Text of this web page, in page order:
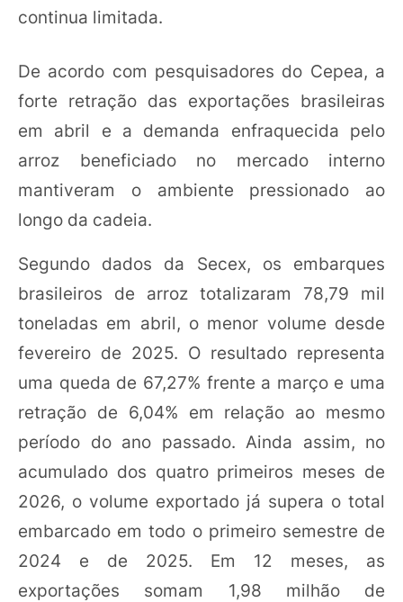
continua limitada.
De acordo com pesquisadores do Cepea, a
forte retração das exportações brasileiras
em abril e a demanda enfraquecida pelo
arroz beneficiado no mercado interno
mantiveram o ambiente pressionado ao
longo da cadeia.
Segundo dados da Secex, os embarques
brasileiros de arroz totalizaram 78,79 mil
toneladas em abril, o menor volume desde
fevereiro de 2025. O resultado representa
uma queda de 67,27% frente a março e uma
retração de 6,04% em relação ao mesmo
período do ano passado. Ainda assim, no
acumulado dos quatro primeiros meses de
2026, o volume exportado já supera o total
embarcado em todo o primeiro semestre de
2024 e de 2025. Em 12 meses, as
exportações somam 1,98 milhão de